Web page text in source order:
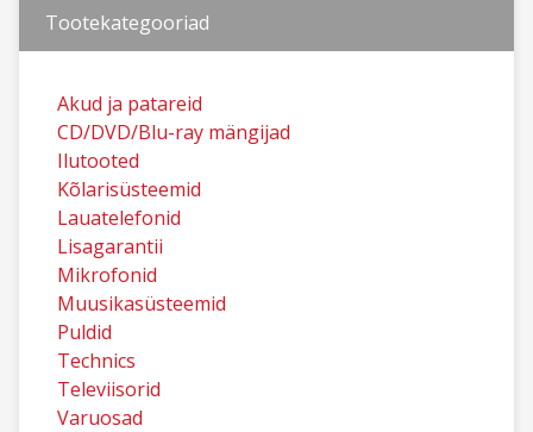
Tootekategooriad
Akud ja patareid
CD/DVD/Blu-ray mängijad
Ilutooted
Kõlarisüsteemid
Lauatelefonid
Lisagarantii
Mikrofonid
Muusikasüsteemid
Puldid
Technics
Televiisorid
Varuosad